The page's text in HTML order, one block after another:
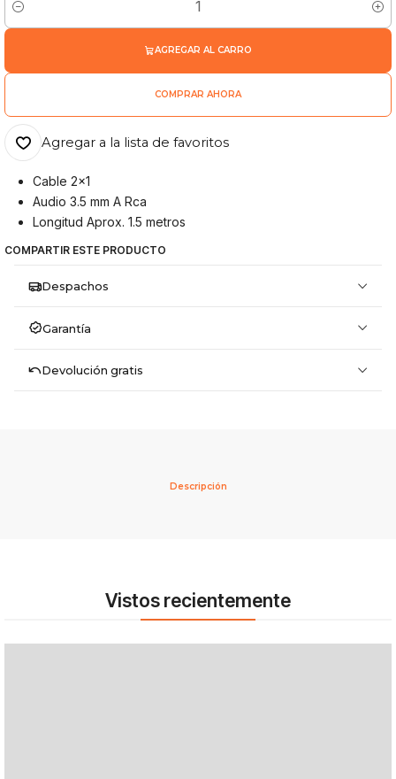
Cantidad
AGREGAR AL CARRO
COMPRAR AHORA
Agregar a la lista de favoritos
Cable 2x1
Audio 3.5 mm A Rca
Longitud Aprox. 1.5 metros
COMPARTIR ESTE PRODUCTO
Despachos
Garantía
Devolución gratis
Descripción
Vistos recientemente